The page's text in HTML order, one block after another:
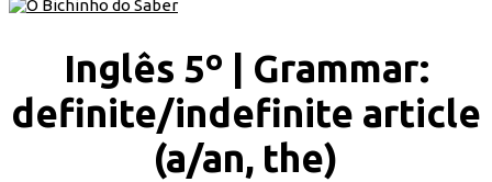
Inglês 5º | Grammar:
definite/indefinite article
(a/an, the)